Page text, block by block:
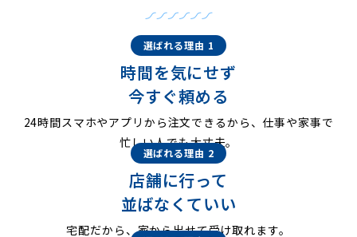
選ばれる理由 1
時間を気にせず
今すぐ頼める
24時間スマホやアプリから注文できるから、仕事や家事で
忙しい人でも大丈夫。
選ばれる理由 2
店舗に行って
並ばなくていい
宅配だから、家から出せて受け取れます。